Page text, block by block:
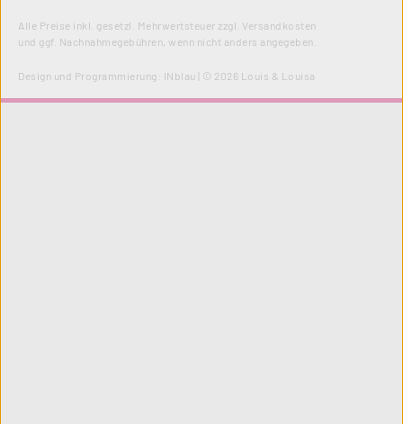
Alle Preise inkl. gesetzl. Mehrwertsteuer zzgl. Versandkosten
und ggf. Nachnahmegebühren, wenn nicht anders angegeben.
Design und Programmierung: INblau | © 2026 Louis & Louisa